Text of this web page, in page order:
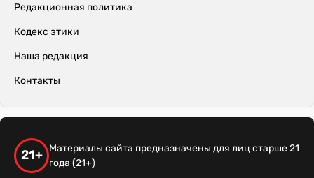
Редакционная политика
Кодекс этики
Наша редакция
Контакты
21+
Материалы сайта предназначены для лиц старше 21
года (21+)